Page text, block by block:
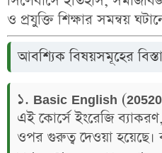
ও প্রযুক্তি শিক্ষার সমন্বয়
আবশ্যিক বিষয়সমূহের
১. Basic English
এই কোর্সে ইংরেজি
ওপর গুরুত্ব দেওয়া হয়েছে।